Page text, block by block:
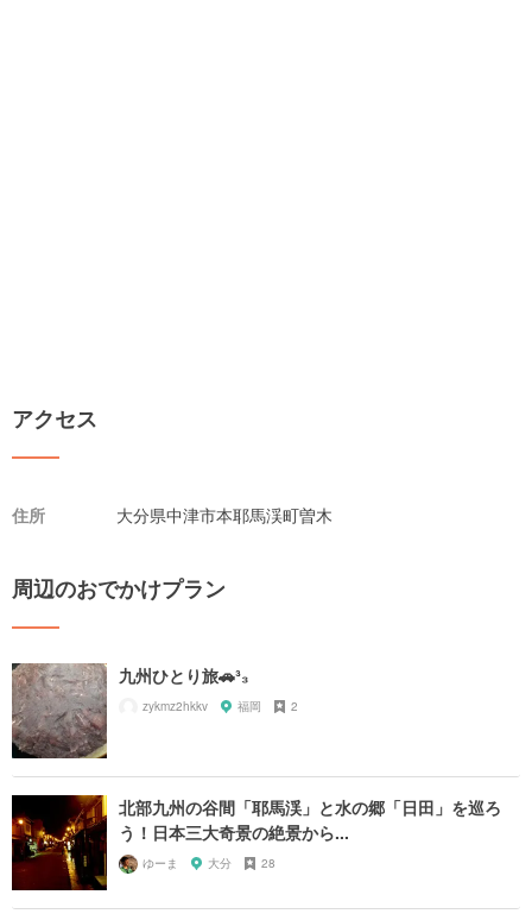
アクセス
住所 大分県中津市本耶馬渓町曽木
周辺のおでかけプラン
九州ひとり旅🚗³₃
zykmz2hkkv 福岡 2
北部九州の谷間「耶馬渓」と水の郷「日田」を巡ろ
う！日本三大奇景の絶景から...
ゆーま 大分 28